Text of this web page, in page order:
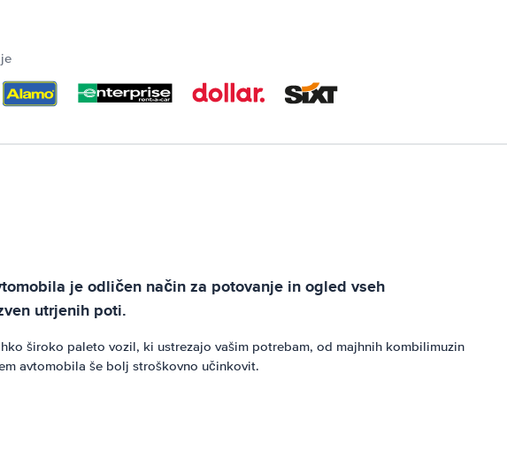
je odličen način za potovanje in ogled vseh
utrjenih poti.
široko paleto vozil, ki ustrezajo vašim potrebam, od majhnih kombilimuzin
avtomobila še bolj stroškovno učinkovit.